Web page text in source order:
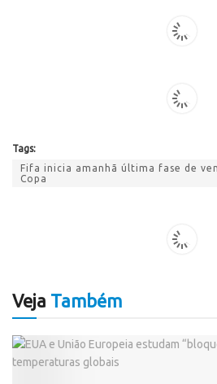
Tags:
Fifa inicia amanhã última fase de
Copa
Veja Também